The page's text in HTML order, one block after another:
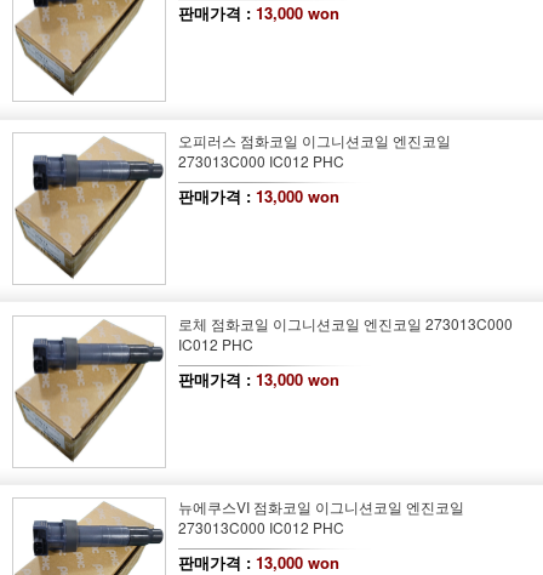
판매가격 : 13,000 won
오피러스 점화코일 이그니션코일 엔진코일
273013C000 IC012 PHC
판매가격 : 13,000 won
로체 점화코일 이그니션코일 엔진코일 273013C000
IC012 PHC
판매가격 : 13,000 won
뉴에쿠스VI 점화코일 이그니션코일 엔진코일
273013C000 IC012 PHC
판매가격 : 13,000 won